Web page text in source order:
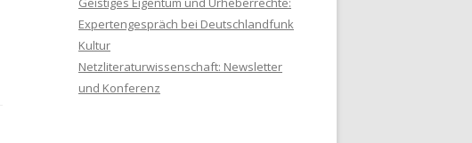
Expertengespräch bei Deutschlandfunk
Kultur
Netzliteraturwissenschaft: Newsletter
und Konferenz